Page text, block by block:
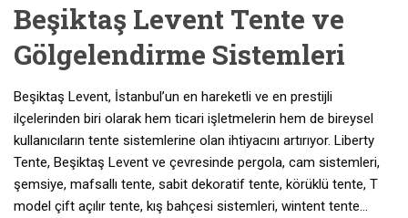
Beşiktaş Levent Tente ve
Gölgelendirme Sistemleri
Beşiktaş Levent, İstanbul’un en hareketli ve en prestijli
ilçelerinden biri olarak hem ticari işletmelerin hem de bireysel
kullanıcıların tente sistemlerine olan ihtiyacını artırıyor. Liberty
Tente, Beşiktaş Levent ve çevresinde pergola, cam sistemleri,
şemsiye, mafsallı tente, sabit dekoratif tente, körüklü tente, T
model çift açılır tente, kış bahçesi sistemleri, wintent tente…